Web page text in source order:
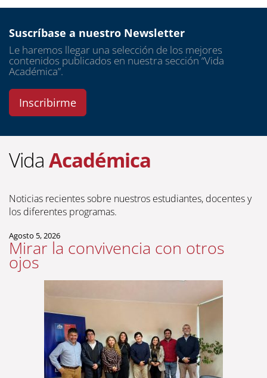
investigación y
publicaciones
cursos y talleres
Suscríbase a nuestro Newsletter
Le haremos llegar una selección de los mejores
contenidos publicados en nuestra sección “Vida
Académica”.
Inscribirme
Vida Académica
Noticias recientes sobre nuestros estudiantes, docentes y
los diferentes programas.
Agosto 5, 2026
Mirar la convivencia con otros
ojos